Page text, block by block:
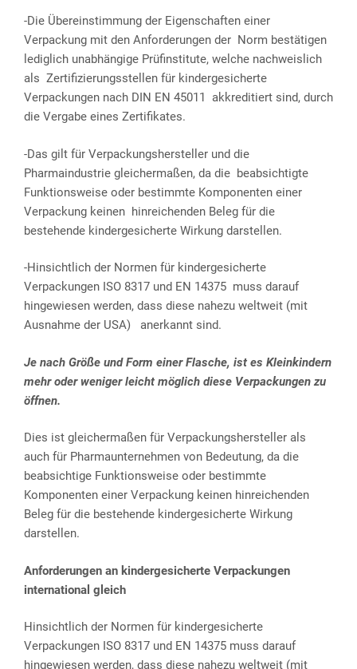
-Die Übereinstimmung der Eigenschaften einer
Verpackung mit den Anforderungen der Norm bestätigen
lediglich unabhängige Prüfinstitute, welche nachweislich
als Zertifizierungsstellen für kindergesicherte
Verpackungen nach DIN EN 45011 akkreditiert sind, durch
die Vergabe eines Zertifikates.
-Das gilt für Verpackungshersteller und die
Pharmaindustrie gleichermaßen, da die beabsichtigte
Funktionsweise oder bestimmte Komponenten einer
Verpackung keinen hinreichenden Beleg für die
bestehende kindergesicherte Wirkung darstellen.
-Hinsichtlich der Normen für kindergesicherte
Verpackungen ISO 8317 und EN 14375 muss darauf
hingewiesen werden, dass diese nahezu weltweit (mit
Ausnahme der USA) anerkannt sind.
Je nach Größe und Form einer Flasche, ist es Kleinkindern
mehr oder weniger leicht möglich diese Verpackungen zu
öffnen.
Dies ist gleichermaßen für Verpackungshersteller als
auch für Pharmaunternehmen von Bedeutung, da die
beabsichtige Funktionsweise oder bestimmte
Komponenten einer Verpackung keinen hinreichenden
Beleg für die bestehende kindergesicherte Wirkung
darstellen.
Anforderungen an kindergesicherte Verpackungen
international gleich
Hinsichtlich der Normen für kindergesicherte
Verpackungen ISO 8317 und EN 14375 muss darauf
hingewiesen werden, dass diese nahezu weltweit (mit